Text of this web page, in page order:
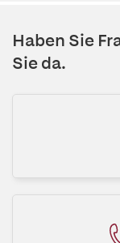
Haben Sie
Sie da.